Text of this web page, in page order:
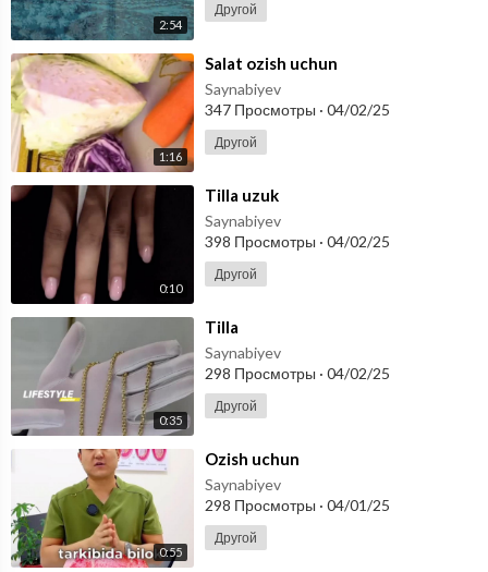
2:54
Другой
1:16
⁣Salat ozish uchun
Saynabiyev
347 Просмотры · 04/02/25
Другой
0:10
⁣Tilla uzuk
Saynabiyev
398 Просмотры · 04/02/25
Другой
0:35
⁣Tilla
Saynabiyev
298 Просмотры · 04/02/25
Другой
0:55
⁣Ozish uchun
Saynabiyev
298 Просмотры · 04/01/25
Другой